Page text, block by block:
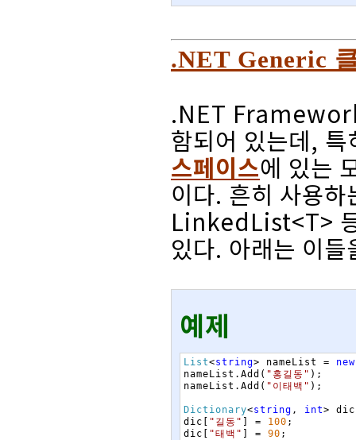
.NET Generic
.NET
함되어 있는데,
스페이스에 있는
이다. 흔히 사용
LinkedList<T>
있다. 아래는 이
예제
List<string> nameList =
new
nameList . Add ( "홍길동" ) ;
nameList . Add ( "이태백" ) ;
Dictionary<string , int>
dic
dic [ "길동" ] = 100 ;
dic [ "태백" ] = 90 ;